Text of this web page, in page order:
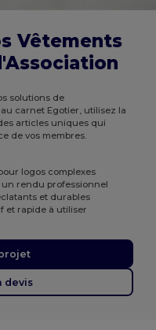
Vêtements
solutions de
carnet Egotier, utilisez la
articles uniques qui
de vos membres.
logos complexes
rendu professionnel
et durables
et rapide à utiliser
devis